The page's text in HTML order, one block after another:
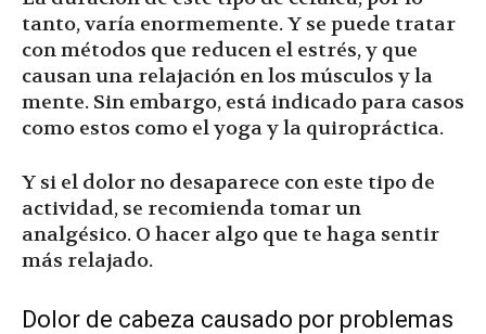
tanto, varía enormemente. Y se puede tratar
con métodos que reducen el estrés, y que
causan una relajación en los músculos y la
mente. Sin embargo, está indicado para casos
como estos como el yoga y la quiropráctica.
Y si el dolor no desaparece con este tipo de
actividad, se recomienda tomar un
analgésico. O hacer algo que te haga sentir
más relajado.
Dolor de cabeza causado por problemas